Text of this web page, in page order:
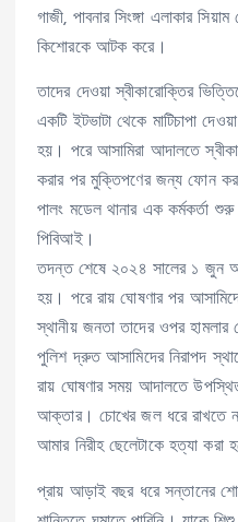
গাজী, পাবনার সিংঙ্গা এলাকার
কিশোরকে আটক করে।
তাদের দেওয়া স্বীকারোক্তির
একটি ইটভাটা থেকে মাটিচাপা
হয়। পরে আসামিরা আদালতে
করার পর মুক্তিপণের জন্য ফোন
পালং মডেল থানার এক কর্মকর্তা
পিবিআই।
তদন্ত শেষে ২০২৪ সালের ১ জুন
হয়। পরে রায় ঘোষণার পর
স্থানীয় জনতা তাদের ওপর হামলার
পুলিশ দ্রুত আসামিদের নিরাপদ
রায় ঘোষণার সময় আদালতে
আক্তার। চোখের জল ধরে রাখতে
আমার নিরীহ ছেলেটাকে হত্যা করা
প্রায় আড়াই বছর ধরে সন্তানের